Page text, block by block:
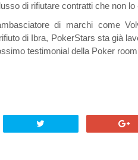
di rifiutare contratti che non
di marchi come
di Ibra, PokerStars sta già
testimonial della Poker